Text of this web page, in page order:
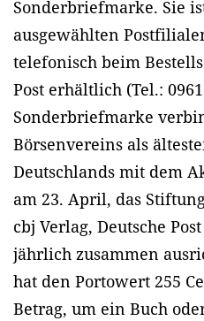
Sonderbriefmarke. Sie
ausgewählten
telefonisch beim
Post erhältlich (Tel.:
Sonderbriefmarke
Börsenvereins als
Deutschlands mit dem
am 23. April, das
cbj Verlag, Deutsche
jährlich zusammen
hat den Portowert 255
Betrag, um ein Buch